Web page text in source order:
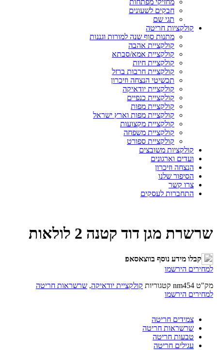
חבקים לשעונים
תגי שם
קולקציות חריטה
מתנות סוף שנה למורות וגננות
קולקציית אהבה
קולקציית אמא/סבתא
קולקציית חיות
קולקציית חרבות ברזל
תכשיטי הנצחה וזיכרון
קולקציית יודאיקה
קולקציית כנפיים
קולקציית מפות
קולקציית מפות וארץ ישראל
קולקציית מקצועות
קולקציית משפחה
קולקציית ספורט
קולקציות משובצים
ועדים וארגונים
הנצחה וזיכרון
הסיפור שלנו
צרו קשר
התחברות לעסקים
שרשרת מגן דוד קטנה 2 לולאות
קבלו מידע נוסף בווצאסאפ
למחירים הירשמו
מק"ט nm454 קטגוריות קולקציית יודאיקה, שרשראות חריטה
למחירים הירשמו
צמידים חריטה
שרשראות חריטה
טבעות חריטה
עגילים חריטה